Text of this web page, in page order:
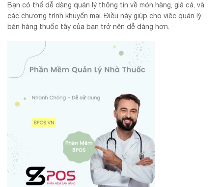
Bạn có thể dễ dàng quản lý thông tin về món hàng, giá cả, và
các chương trình khuyến mại. Điều này giúp cho việc quản lý
bán hàng thuốc tây của bạn trở nên dễ dàng hơn.